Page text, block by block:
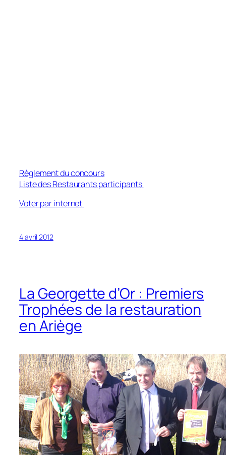
Règlement du concours
Liste des Restaurants participants
Voter par internet
4 avril 2012
La Georgette d’Or : Premiers
Trophées de la restauration
en Ariège